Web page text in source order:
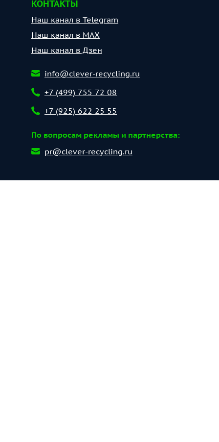
КОНТАКТЫ
Наш канал в Telegram
Наш канал в МАХ
Наш канал в Дзен
info@clever-recycling.ru
+7 (499) 755 72 08
+7 (925) 622 25 55
По вопросам рекламы и партнерства:
pr@clever-recycling.ru